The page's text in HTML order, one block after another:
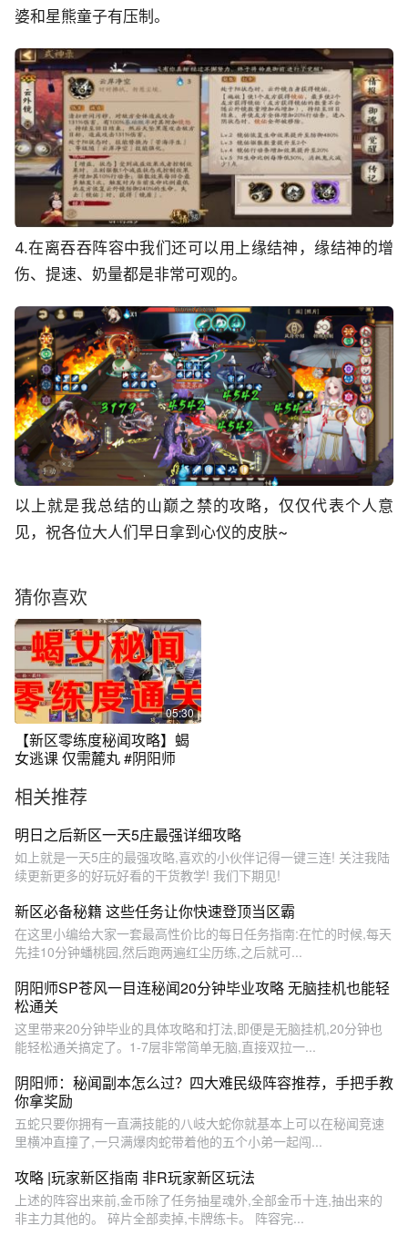
婆和星熊童子有压制。
4.在离吞吞阵容中我们还可以用上缘结神，缘结神的增
伤、提速、奶量都是非常可观的。
以上就是我总结的山巅之禁的攻略，仅仅代表个人意
见，祝各位大人们早日拿到心仪的皮肤~
猜你喜欢
05:30
【新区零练度秘闻攻略】蝎
女逃课 仅需麓丸 #阴阳师
相关推荐
明日之后新区一天5庄最强详细攻略
如上就是一天5庄的最强攻略,喜欢的小伙伴记得一键三连! 关注我陆
续更新更多的好玩好看的干货教学! 我们下期见!
新区必备秘籍 这些任务让你快速登顶当区霸
在这里小编给大家一套最高性价比的每日任务指南:在忙的时候,每天
先挂10分钟蟠桃园,然后跑两遍红尘历练,之后就可...
阴阳师SP苍风一目连秘闻20分钟毕业攻略 无脑挂机也能轻
松通关
这里带来20分钟毕业的具体攻略和打法,即便是无脑挂机,20分钟也
能轻松通关搞定了。1-7层非常简单无脑,直接双拉一...
阴阳师：秘闻副本怎么过？四大难民级阵容推荐，手把手教
你拿奖励
五蛇只要你拥有一直满技能的八岐大蛇你就基本上可以在秘闻竞速
里横冲直撞了,一只满爆肉蛇带着他的五个小弟一起闯...
攻略 |玩家新区指南 非R玩家新区玩法
上述的阵容出来前,金币除了任务抽星魂外,全部金币十连,抽出来的
非主力其他的。 碎片全部卖掉,卡牌练卡。 阵容完...